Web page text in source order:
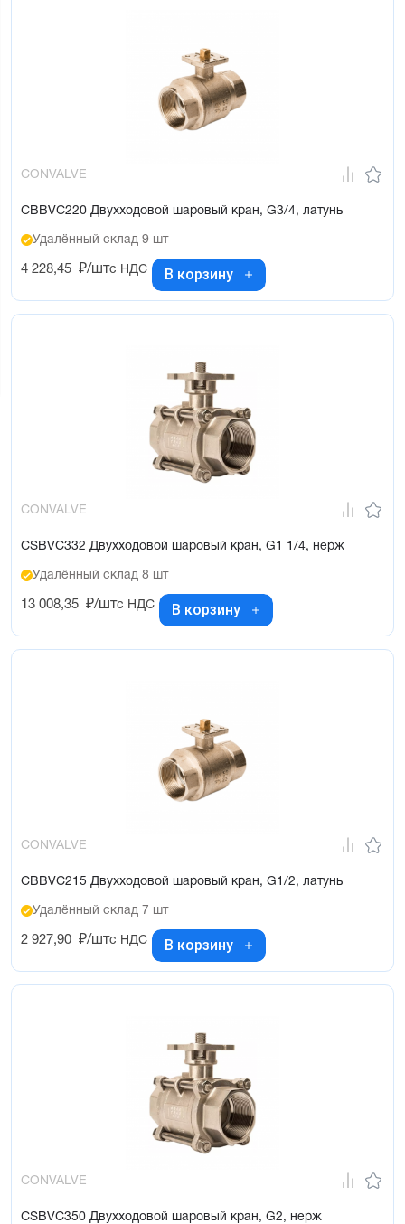
CONVALVE
CBBVC220 Двухходовой шаровый кран, G3/4, латунь
Удалённый склад 9 шт
4 228,45 ₽/штс НДС В корзину
CONVALVE
CSBVC332 Двухходовой шаровый кран, G1 1/4, нерж
Удалённый склад 8 шт
13 008,35 ₽/штс НДС В корзину
CONVALVE
CBBVC215 Двухходовой шаровый кран, G1/2, латунь
Удалённый склад 7 шт
2 927,90 ₽/штс НДС В корзину
CONVALVE
CSBVC350 Двухходовой шаровый кран, G2, нерж